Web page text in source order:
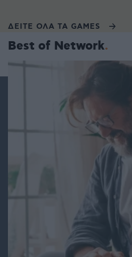
ΔΕΙΤΕ ΟΛΑ ΤΑ GAMES
Best of Network